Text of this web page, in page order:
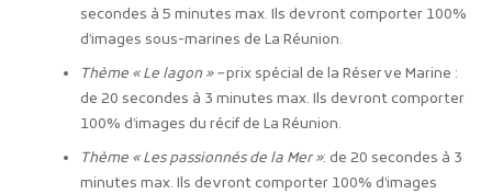
secondes à 5 minutes max. Ils devront comporter 100%
d’images sous-marines de La Réunion.
Thème « Le lagon » –prix spécial de la Réserve Marine :
de 20 secondes à 3 minutes max. Ils devront comporter
100% d’images du récif de La Réunion.
Thème « Les passionnés de la Mer »: de 20 secondes à 3
minutes max. Ils devront comporter 100% d’images